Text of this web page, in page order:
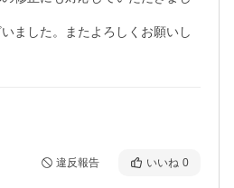
ました。またよろしくお願いし
違反報告 いいね 0